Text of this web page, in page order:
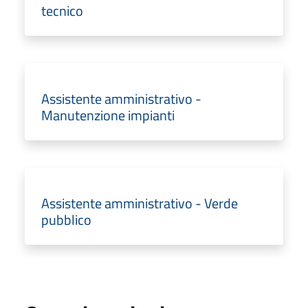
tecnico
Assistente amministrativo -
Manutenzione impianti
Assistente amministrativo - Verde
pubblico